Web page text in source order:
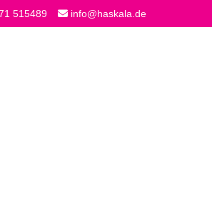
515489 info@haskala.de